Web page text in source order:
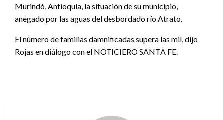
Murindó, Antioquia, la situación de su municipio,
anegado por las aguas del desbordado río Atrato.
El número de familias damnificadas supera las mil, dijo
Rojas en diálogo con el NOTICIERO SANTA FE.